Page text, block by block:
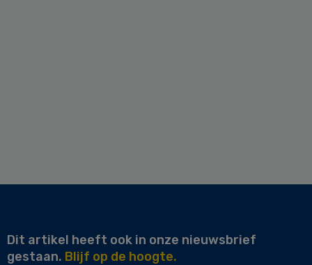
Dit artikel heeft ook in onze nieuwsbrief
gestaan. Blijf op de hoogte.